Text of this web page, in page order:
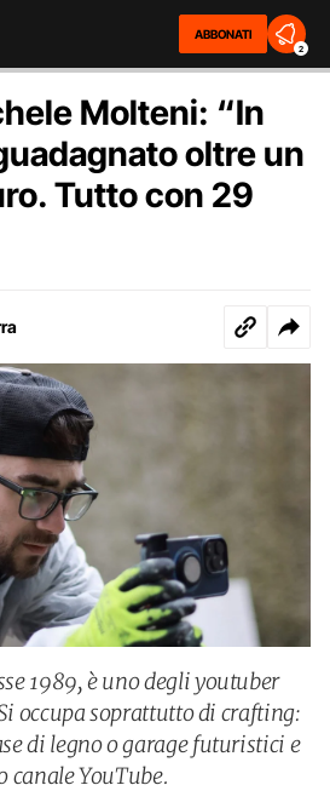
ABBONATI
2
Molteni: “In
oltre un
Tutto con 29
1989, è uno degli youtuber
occupa soprattutto di crafting:
di legno o garage futuristici e
canale YouTube.